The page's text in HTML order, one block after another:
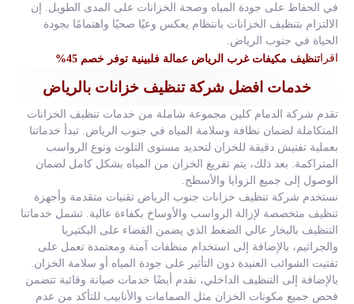
في الحفاظ على جودة المياه وصحة الخزانات على المدى الطويل. إن
الالتزام بتنظيف الخزانات بانتظام يعكس وعيًا صحيًا واهتمامًا بجودة
الحياة في جنوب الرياض.
اقراتنظيف مكيفات غرب الرياض عمالة فلبينية توفر خصم 45%
خدمات افضل شركة تنظيف خزانات بالرياض
تقدم شركة الدمام كلين مجموعة شاملة من خدمات تنظيف الخزانات
المتكاملة لضمان نظافة وسلامة المياه في جنوب الرياض. تبدأ خدماتنا
بعملية تفتيش دقيقة للخزان لتحديد مستوى التلوث ونوع الرواسب
المتراكمة. بعد ذلك، يتم تفريغ الخزان من المياه بشكل كامل لضمان
الوصول إلى جميع الزوايا والأسطح.
نستخدم شركة تنظيف خزانات جنوب الرياض تقنيات متقدمة وأجهزة
تنظيف متخصصة لإزالة الرواسب والأوساخ بكفاءة عالية. تشمل خدماتنا
التنظيف بالبخار عالي الضغط الذي يضمن القضاء على البكتيريا
والجراثيم، بالإضافة إلى استخدام منظفات آمنة ومعتمدة تعمل على
تفتيت الشوائب العنيدة دون التأثير على جودة المياه أو سلامة الخزان.
بالإضافة إلى التنظيف الداخلي، نقدم أيضًا خدمات صيانة وقائية تتضمن
فحص جميع مكونات الخزان مثل الصمامات والأنابيب للتأكد من عدم